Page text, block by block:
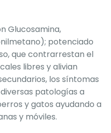
Glucosamina,
potenciado
que contrarrestan el
libres y alivian
los síntomas
patologías a
y gatos ayudando a
y móviles.